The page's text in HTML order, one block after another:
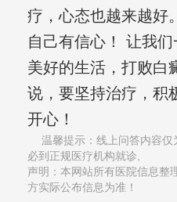
疗，心态也越来越好
自己有信心！ 让我
美好的生活，打败白
说，要坚持治疗，积
开心！
温馨提示：线上问答内容
必到正规医疗机构就诊,
声明：本网站所有医院信息整
方实际公布信息为准！